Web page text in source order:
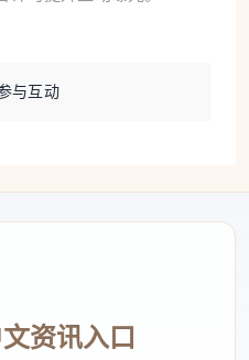
而来，有的是积攒许久
积攒的1000元零花钱。
初衷朴实且温暖：同学
与互动
资讯入口